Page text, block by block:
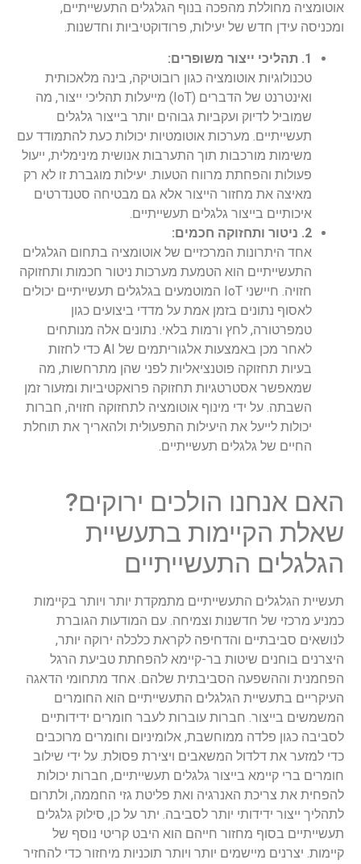
אוטומציה מחוללת מהפכה בנוף הגלגלים התעשייתיים,
ומכניסה עידן חדש של יעילות, פרודוקטיביות וחדשנות.
1. תהליכי ייצור משופרים:
טכנולוגיות אוטומציה כגון רובוטיקה, בינה מלאכותית
ואינטרנט של הדברים (IoT) מייעלות תהליכי ייצור, מה
שמוביל לדיוק ועקביות גבוהים יותר בייצור גלגלים
תעשייתיים. מערכות אוטומטיות יכולות כעת להתמודד עם
משימות מורכבות תוך התערבות אנושית מינימלית, ייעול
פעולות והפחתת מרווח הטעות. יעילות מוגברת זו לא רק
מאיצה את מחזור הייצור אלא גם מבטיחה סטנדרטים
איכותיים בייצור גלגלים תעשייתיים.
2. ניטור ותחזוקה חכמים:
אחד היתרונות המרכזיים של אוטומציה בתחום הגלגלים
התעשייתיים הוא הטמעת מערכות ניטור חכמות ותחזוקה
חזויה. חיישני IoT המוטמעים בגלגלים תעשייתיים יכולים
לאסוף נתונים בזמן אמת על מדדי ביצועים כגון
טמפרטורה, לחץ ורמות בלאי. נתונים אלה מנותחים
לאחר מכן באמצעות אלגוריתמים של AI כדי לחזות
בעיות תחזוקה פוטנציאליות לפני שהן מתרחשות, מה
שמאפשר אסטרטגיות תחזוקה פרואקטיביות ומזעור זמן
השבתה. על ידי מינוף אוטומציה לתחזוקה חזויה, חברות
יכולות לייעל את היעילות התפעולית ולהאריך את תוחלת
החיים של גלגלים תעשייתיים.
האם אנחנו הולכים ירוקים?
שאלת הקיימות בתעשיית
הגלגלים התעשייתיים
תעשיית הגלגלים התעשייתיים מתמקדת יותר ויותר בקיימות
כמניע מרכזי של חדשנות וצמיחה. עם המודעות הגוברת
לנושאים סביבתיים והדחיפה לקראת כלכלה ירוקה יותר,
היצרנים בוחנים שיטות בר-קיימא להפחתת טביעת הרגל
הפחמנית וההשפעה הסביבתית שלהם. אחד מתחומי הדאגה
העיקריים בתעשיית הגלגלים התעשייתיים הוא החומרים
המשמשים בייצור. חברות עוברות לעבר חומרים ידידותיים
לסביבה כגון פלדה ממוחשבת, אלומיניום וחומרים מרוכבים
כדי למזער את דלדול המשאבים ויצירת פסולת. על ידי שילוב
חומרים ברי קיימא בייצור גלגלים תעשייתיים, חברות יכולות
להפחית את צריכת האנרגיה ואת פליטת גזי החממה, ולתרום
לתהליך ייצור ידידותי יותר לסביבה. יתר על כן, סילוק גלגלים
תעשייתיים בסוף מחזור חייהם הוא היבט קריטי נוסף של
קיימות. יצרנים מיישמים יותר ויותר תוכניות מיחזור כדי להחזיר